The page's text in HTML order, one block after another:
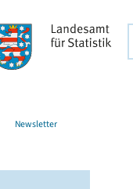
Newsletter